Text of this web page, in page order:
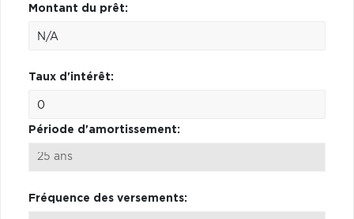
Montant du prêt:
Taux d'intérêt:
Période d'amortissement:
Fréquence des versements: